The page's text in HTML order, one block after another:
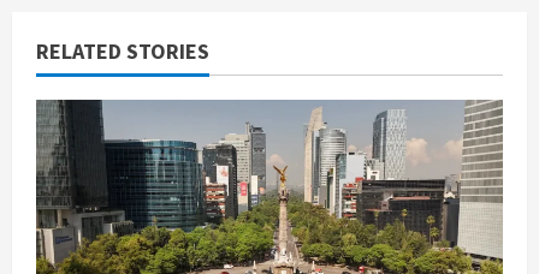
RELATED STORIES